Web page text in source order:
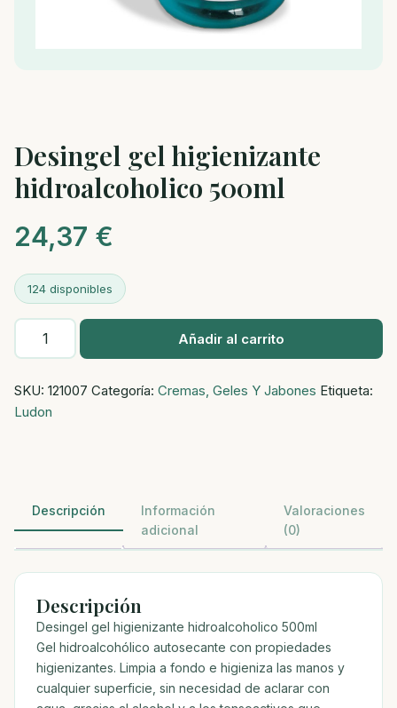
Desingel gel higienizante
hidroalcoholico 500ml
24,37 €
124 disponibles
Desingel
hidroalcoholico
500ml
Añadir al carrito
SKU: 121007 Categoría: Cremas, Geles Y Jabones Etiqueta:
Ludon
Descripción
Información
adicional
Valoraciones
(0)
Descripción
Desingel gel higienizante hidroalcoholico 500ml
Gel hidroalcohólico autosecante con propiedades
higienizantes. Limpia a fondo e higieniza las manos y
cualquier superficie, sin necesidad de aclarar con